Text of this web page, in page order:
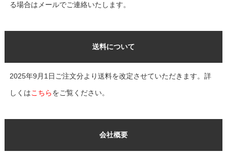
る場合はメールでご連絡いたします。
会社概要
送料について
2025年9月1日ご注文分より送料を改定させていただきます。詳
しくはこちらをご覧ください。